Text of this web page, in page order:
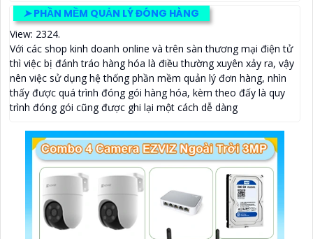
➤PHẦN MỀM QUẢN LÝ ĐÓNG HÀNG
View: 2324.
Với các shop kinh doanh online và trên sàn thương mại điện tử
thì việc bị đánh tráo hàng hóa là điều thường xuyên xảy ra, vậy
nên việc sử dụng hệ thống phần mềm quản lý đơn hàng, nhìn
thấy được quá trình đóng gói hàng hóa, kèm theo đấy là quy
trình đóng gói cũng được ghi lại một cách dễ dàng